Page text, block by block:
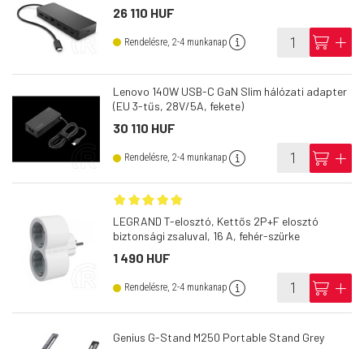
26 110 HUF
Rendelésre, 2-4 munkanap info cart add
Lenovo 140W USB-C GaN Slim hálózati adapter
(EU 3-tűs, 28V/5A, fekete)
30 110 HUF
Rendelésre, 2-4 munkanap info cart add
LEGRAND T-elosztó, Kettős 2P+F elosztó
biztonsági zsaluval, 16 A, fehér-szürke
1 490 HUF
Rendelésre, 2-4 munkanap info cart add
Genius G-Stand M250 Portable Stand Grey